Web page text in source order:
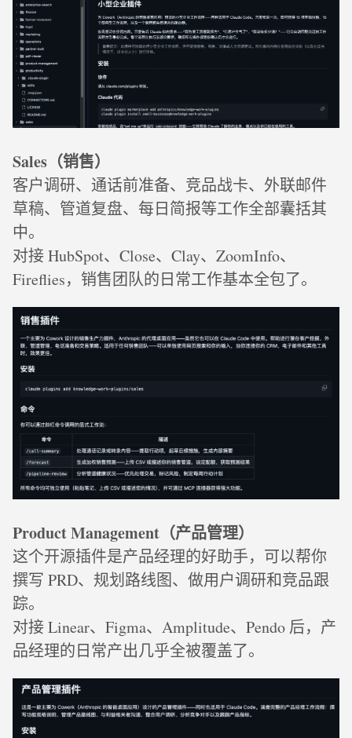
Sales（销售）
客户调研、通话前准备、竞品战卡、外联邮件
草稿、管道复盘、每日简报等工作全部囊括其
中。
对接 HubSpot、Close、Clay、ZoomInfo、
Fireflies，销售团队的日常工作基本全包了。
Product Management（产品管理）
这个开源插件是产品经理的好助手，可以帮你
撰写 PRD、规划路线图、做用户调研和竞品跟
踪。
对接 Linear、Figma、Amplitude、Pendo 后，产
品经理的日常产出几乎全被覆盖了。